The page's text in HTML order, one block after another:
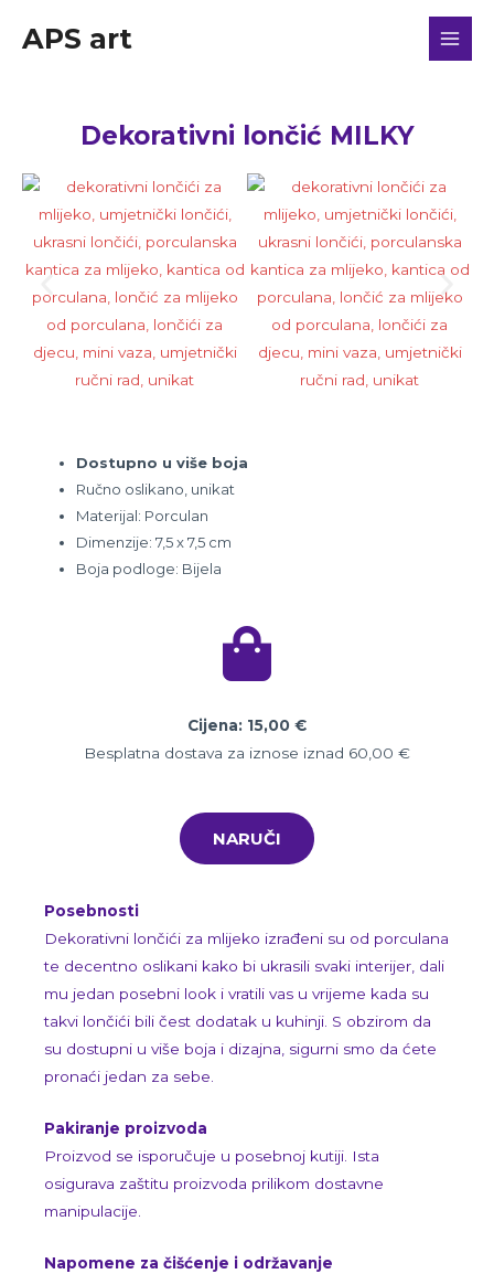
APS art
Dekorativni lončić MILKY
Dostupno u više boja
Ručno oslikano, unikat
Materijal: Porculan
Dimenzije: 7,5 x 7,5 cm
Boja podloge: Bijela
Cijena: 15,00 €
Besplatna dostava za iznose iznad 60,00 €
NARUČI
Posebnosti
Dekorativni lončići za mlijeko izrađeni su od porculana
te decentno oslikani kako bi ukrasili svaki interijer, dali
mu jedan posebni look i vratili vas u vrijeme kada su
takvi lončići bili čest dodatak u kuhinji. S obzirom da
su dostupni u više boja i dizajna, sigurni smo da ćete
pronaći jedan za sebe.
Pakiranje proizvoda
Proizvod se isporučuje u posebnoj kutiji. Ista
osigurava zaštitu proizvoda prilikom dostavne
manipulacije.
Napomene za čišćenje i održavanje